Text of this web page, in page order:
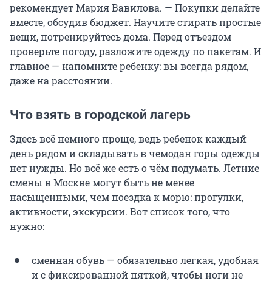
рекомендует Мария Вавилова. — Покупки делайте
вместе, обсудив бюджет. Научите стирать простые
вещи, потренируйтесь дома. Перед отъездом
проверьте погоду, разложите одежду по пакетам. И
главное — напомните ребенку: вы всегда рядом,
даже на расстоянии.
Что взять в городской лагерь
Здесь всё немного проще, ведь ребенок каждый
день рядом и складывать в чемодан горы одежды
нет нужды. Но всё же есть о чём подумать. Летние
смены в Москве могут быть не менее
насыщенными, чем поездка к морю: прогулки,
активности, экскурсии. Вот список того, что
нужно:
сменная обувь — обязательно легкая, удобная
и с фиксированной пяткой, чтобы ноги не